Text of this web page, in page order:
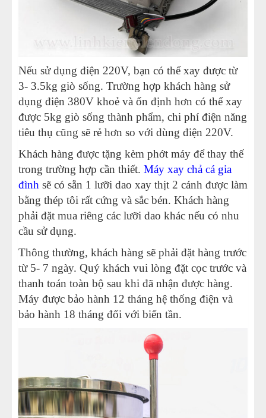
Nếu sử dụng điện 220V, bạn có thể xay được từ
3- 3.5kg giò sống. Trường hợp khách hàng sử
dụng điện 380V khoẻ và ổn định hơn có thể xay
được 5kg giò sống thành phẩm, chi phí điện năng
tiêu thụ cũng sẽ rẻ hơn so với dùng điện 220V.
Khách hàng được tặng kèm phớt máy để thay thế
trong trường hợp cần thiết. Máy xay chả cá gia
đình sẽ có sẵn 1 lưỡi dao xay thịt 2 cánh được làm
bằng thép tôi rất cứng và sắc bén. Khách hàng
phải đặt mua riêng các lưỡi dao khác nếu có nhu
cầu sử dụng.
Thông thường, khách hàng sẽ phải đặt hàng trước
từ 5- 7 ngày. Quý khách vui lòng đặt cọc trước và
thanh toán toàn bộ sau khi đã nhận được hàng.
Máy được bảo hành 12 tháng hệ thống điện và
bảo hành 18 tháng đối với biến tần.